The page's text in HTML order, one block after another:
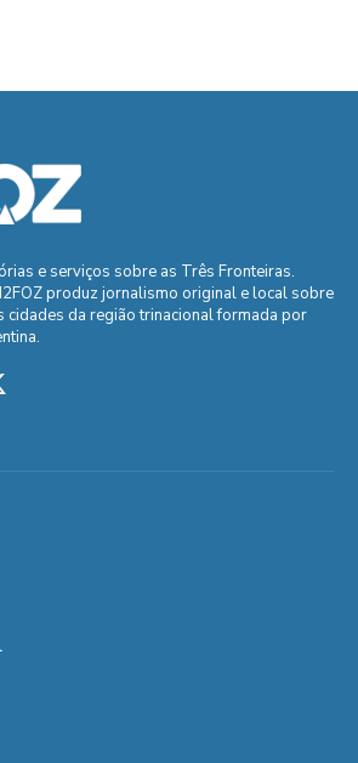
e serviços sobre as Três Fronteiras.
produz jornalismo original e local sobre
cidades da região trinacional formada por